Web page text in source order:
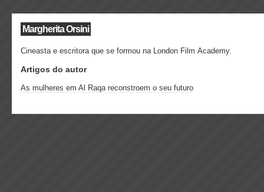
Margherita Orsini
Cineasta e escritora que se formou na London Film Academy.
Artigos do autor
As mulheres em Al Raqa reconstroem o seu futuro